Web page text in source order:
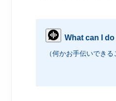
What can I
（何かお手伝いでき